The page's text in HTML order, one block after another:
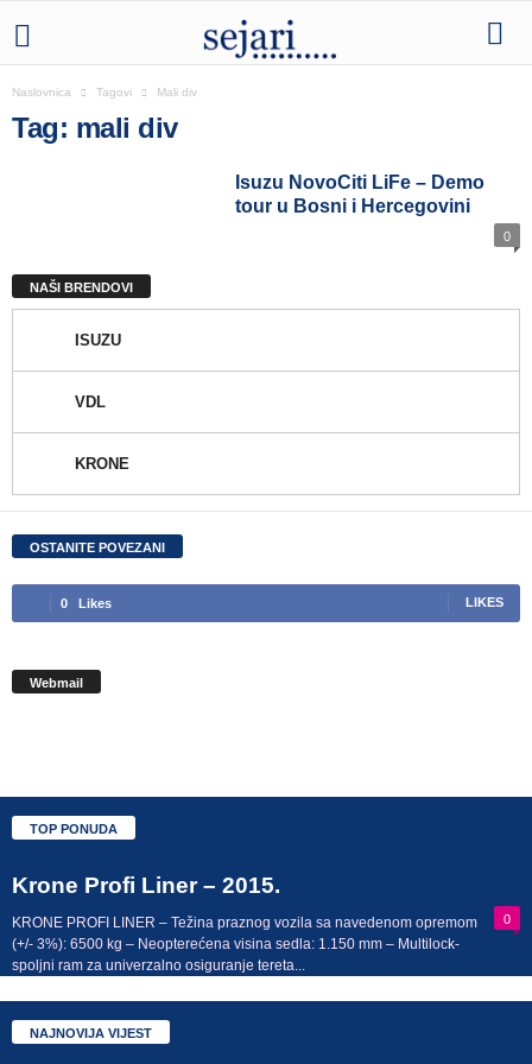
Naslovnica Tagovi Mali div
Tag: mali div
Isuzu NovoCiti LiFe – Demo
tour u Bosni i Hercegovini
0
NAŠI BRENDOVI
ISUZU
VDL
KRONE
OSTANITE POVEZANI
0 Likes LIKES
Webmail
TOP PONUDA
Krone Profi Liner – 2015.
0
KRONE PROFI LINER – Težina praznog vozila sa navedenom opremom
(+/- 3%): 6500 kg – Neopterećena visina sedla: 1.150 mm – Multilock-
spoljni ram za univerzalno osiguranje tereta...
NAJNOVIJA VIJEST